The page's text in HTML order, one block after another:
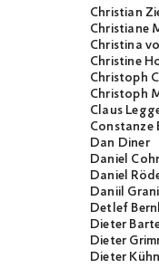
Christian
Christiane
Christina
Christine
Christoph
Christoph
Claus
Constanze
Dan Diner
Daniel
Daniel
Daniil
Detlef
Dieter
Dieter
Dieter Kühn